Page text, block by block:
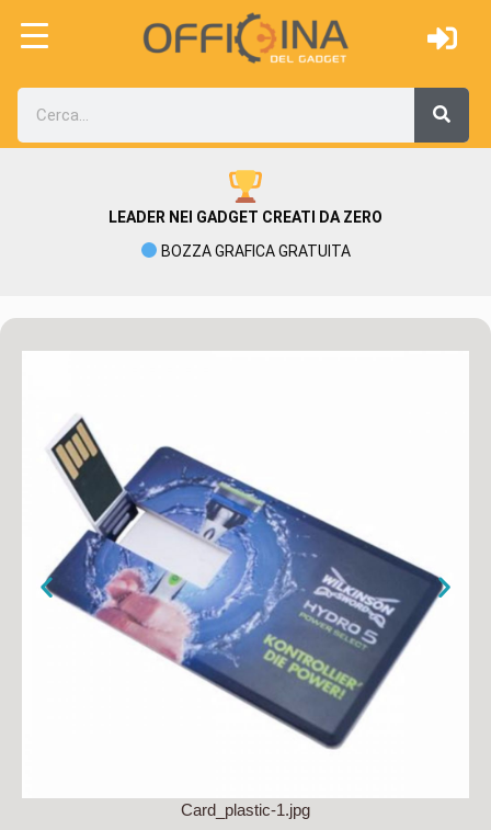
LEADER NEI GADGET CREATI DA ZERO
BOZZA GRAFICA GRATUITA
Card_plastic-1.jpg